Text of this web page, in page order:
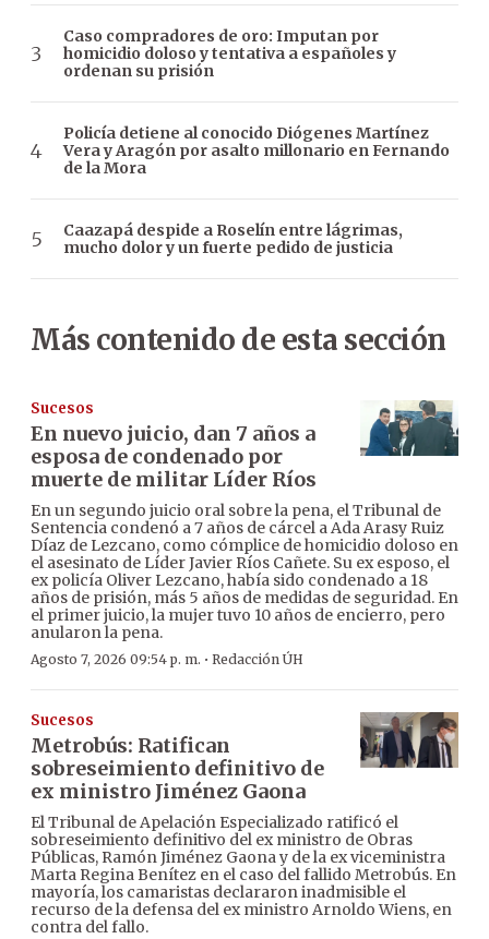
Caso compradores de oro: Imputan por
homicidio doloso y tentativa a españoles y
ordenan su prisión
Policía detiene al conocido Diógenes Martínez
Vera y Aragón por asalto millonario en Fernando
de la Mora
Caazapá despide a Roselín entre lágrimas,
mucho dolor y un fuerte pedido de justicia
Más contenido de esta sección
Sucesos
En nuevo juicio, dan 7 años a
esposa de condenado por
muerte de militar Líder Ríos
En un segundo juicio oral sobre la pena, el Tribunal de
Sentencia condenó a 7 años de cárcel a Ada Arasy Ruiz
Díaz de Lezcano, como cómplice de homicidio doloso en
el asesinato de Líder Javier Ríos Cañete. Su ex esposo, el
ex policía Oliver Lezcano, había sido condenado a 18
años de prisión, más 5 años de medidas de seguridad. En
el primer juicio, la mujer tuvo 10 años de encierro, pero
anularon la pena.
Agosto 7, 2026 09:54 p. m. · Redacción ÚH
Sucesos
Metrobús: Ratifican
sobreseimiento definitivo de
ex ministro Jiménez Gaona
El Tribunal de Apelación Especializado ratificó el
sobreseimiento definitivo del ex ministro de Obras
Públicas, Ramón Jiménez Gaona y de la ex viceministra
Marta Regina Benítez en el caso del fallido Metrobús. En
mayoría, los camaristas declararon inadmisible el
recurso de la defensa del ex ministro Arnoldo Wiens, en
contra del fallo.